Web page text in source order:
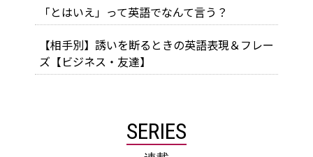
「とはいえ」って英語でなんて言う？
【相手別】誘いを断るときの英語表現＆フレー
ズ【ビジネス・友達】
SERIES